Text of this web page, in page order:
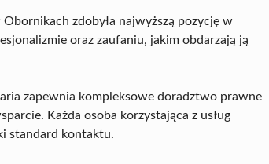
Obornikach zdobyła najwyższą pozycję w
oraz zaufaniu, jakim obdarzają ją
zapewnia kompleksowe doradztwo prawne
Każda osoba korzystająca z usług
standard kontaktu.